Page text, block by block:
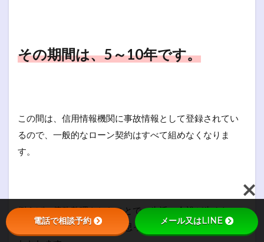
その期間は、5～10年です。
この間は、信用情報機関に事故情報として登録されてい
るので、一般的なローン契約はすべて組めなくなりま
す。
例えば、債務整理をしたことで、生活の余裕が生まれ、
自分にもお金をかけようと思って、エステサロンい行っ
電話で相談予約 メール又はLINE